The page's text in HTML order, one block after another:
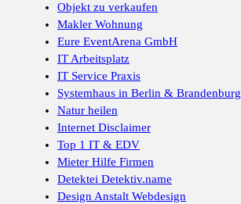
Objekt zu verkaufen
Makler Wohnung
Eure EventArena GmbH
IT Arbeitsplatz
IT Service Praxis
Systemhaus in Berlin & Brandenburg
Natur heilen
Internet Disclaimer
Top 1 IT & EDV
Mieter Hilfe Firmen
Detektei Detektiv.name
Design Anstalt Webdesign